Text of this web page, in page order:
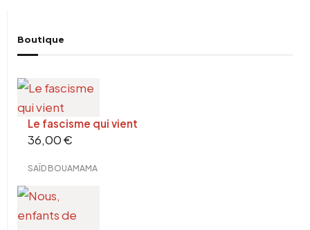
Boutique
Le fascisme qui vient
36,00€
SAÏD BOUAMAMA